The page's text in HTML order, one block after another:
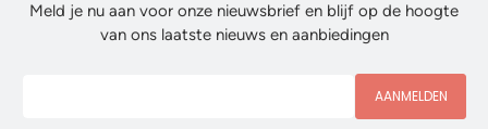
Meld je nu aan voor onze nieuwsbrief en blijf op de hoogte
van ons laatste nieuws en aanbiedingen
AANMELDEN